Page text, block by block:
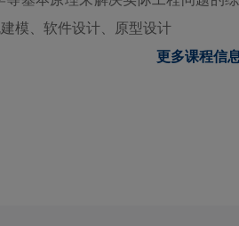
模、软件设计、原型设计
更多课程信